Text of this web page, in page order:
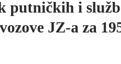
putničkih i
JZ-a za